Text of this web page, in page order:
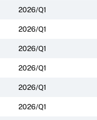
2026/Q1
2026/Q1
2026/Q1
2026/Q1
2026/Q1
2026/Q1